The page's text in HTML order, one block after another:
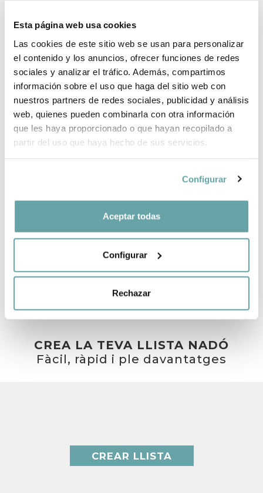
Esta página web usa cookies
Las cookies de este sitio web se usan para personalizar
el contenido y los anuncios, ofrecer funciones de redes
sociales y analizar el tráfico. Además, compartimos
información sobre el uso que haga del sitio web con
nuestros partners de redes sociales, publicidad y análisis
web, quienes pueden combinarla con otra información
que les haya proporcionado o que hayan recopilado a
partir del uso que haya hecho de sus servicios.
Configurar
Aceptar todas
Configurar
Rechazar
PER QUÈ TRIAR BITTI?
INFORMACIÓ DE LA MARCA
COMPLETA LA TEVA COMPRA
COMPARTIR
ALTRES CLIENTS TAMBÉ VAN VEURE
CREA LA TEVA LLISTA NADÓ
Fàcil, ràpid i ple davantatges
CREAR LLISTA